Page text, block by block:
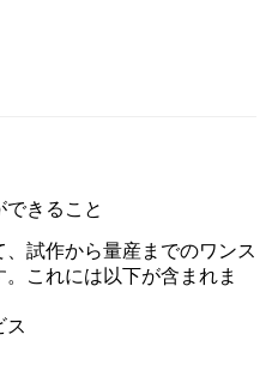
きること
試作から量産までのワンス
これには以下が含まれま
ス